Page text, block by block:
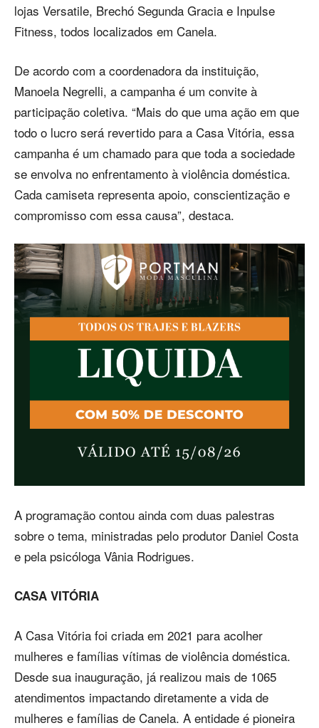
lojas Versatile, Brechó Segunda Gracia e Inpulse
Fitness, todos localizados em Canela.
De acordo com a coordenadora da instituição,
Manoela Negrelli, a campanha é um convite à
participação coletiva. “Mais do que uma ação em que
todo o lucro será revertido para a Casa Vitória, essa
campanha é um chamado para que toda a sociedade
se envolva no enfrentamento à violência doméstica.
Cada camiseta representa apoio, conscientização e
compromisso com essa causa”, destaca.
A programação contou ainda com duas palestras
sobre o tema, ministradas pelo produtor Daniel Costa
e pela psicóloga Vânia Rodrigues.
CASA VITÓRIA
A Casa Vitória foi criada em 2021 para acolher
mulheres e famílias vítimas de violência doméstica.
Desde sua inauguração, já realizou mais de 1065
atendimentos impactando diretamente a vida de
mulheres e famílias de Canela. A entidade é pioneira